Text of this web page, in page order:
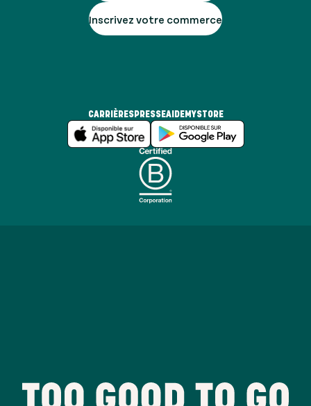
Inscrivez votre commerce
CARRIÈRESPRESSEAIDEMYSTORE